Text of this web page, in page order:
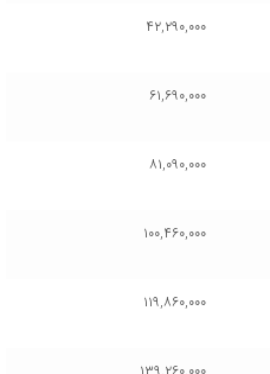
۴۲,۲۹۰,۰۰۰
۶۱,۶۹۰,۰۰۰
۸۱,۰۹۰,۰۰۰
۱۰۰,۴۶۰,۰۰۰
۱۱۹,۸۶۰,۰۰۰